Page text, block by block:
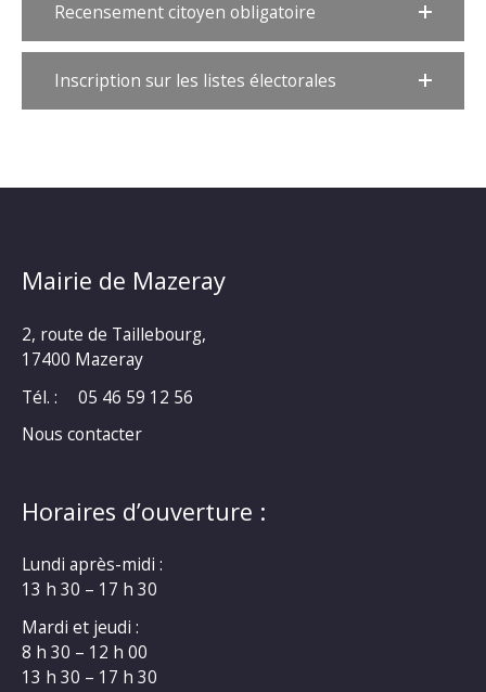
Recensement citoyen obligatoire
Inscription sur les listes électorales
Mairie de Mazeray
2, route de Taillebourg,
17400 Mazeray
Tél. :
05 46 59 12 56
Nous contacter
Horaires d’ouverture :
Lundi après-midi :
13 h 30 – 17 h 30
Mardi et jeudi :
8 h 30 – 12 h 00
13 h 30 – 17 h 30